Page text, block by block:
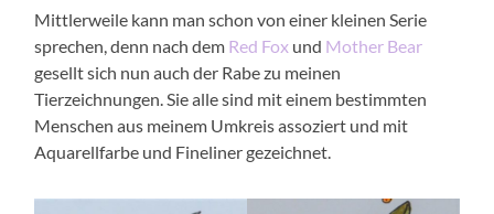
Mittlerweile kann man schon von einer kleinen Serie
sprechen, denn nach dem Red Fox und Mother Bear
gesellt sich nun auch der Rabe zu meinen
Tierzeichnungen. Sie alle sind mit einem bestimmten
Menschen aus meinem Umkreis assoziert und mit
Aquarellfarbe und Fineliner gezeichnet.